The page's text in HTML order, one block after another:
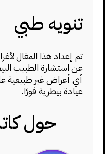
تنويه طبي
تم إعداد هذا المقال
عن استشارة الطبيب
أي أعراض غير طبيعية
عيادة بيطرية فورًا.
حول